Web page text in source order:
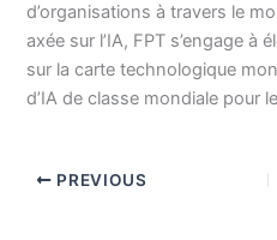
d’organisations à travers le
axée sur l’IA, FPT s’engage à
sur la carte technologique
d’IA de classe mondiale pour
PREVIOUS